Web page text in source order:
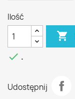
Ilość

 .
Udostępnij